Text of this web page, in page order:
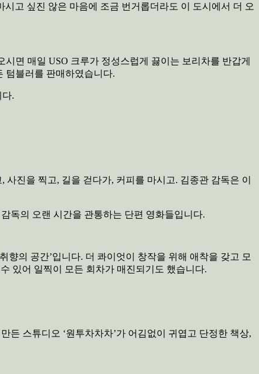
고 싶진 않은 마음에 조금 번거롭더라도 이 도시에서 더 오
면 매일 USO 크루가 정성스럽게 끓이는 보리차를 반갑게
텀블러를 판매하였습니다.
다.
진을 찍고, 길을 걷다가, 커피를 마시고. 김종관 감독은 이
독의 오랜 시간을 관통하는 단편 영화들입니다.
향의 공간’입니다. 더 콰이엇이 창작을 위해 애착을 갖고 모
있어 일찍이 모든 회차가 매진되기도 했습니다.
든 스튜디오 ‘원투차차차’가 어김없이 귀엽고 단정한 책상,